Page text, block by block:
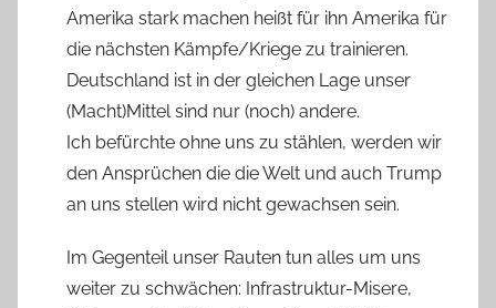
Amerika stark machen heißt für ihn Amerika für
die nächsten Kämpfe/Kriege zu trainieren.
Deutschland ist in der gleichen Lage unser
(Macht)Mittel sind nur (noch) andere.
Ich befürchte ohne uns zu stählen, werden wir
den Ansprüchen die die Welt und auch Trump
an uns stellen wird nicht gewachsen sein.
Im Gegenteil unser Rauten tun alles um uns
weiter zu schwächen: Infrastruktur-Misere,